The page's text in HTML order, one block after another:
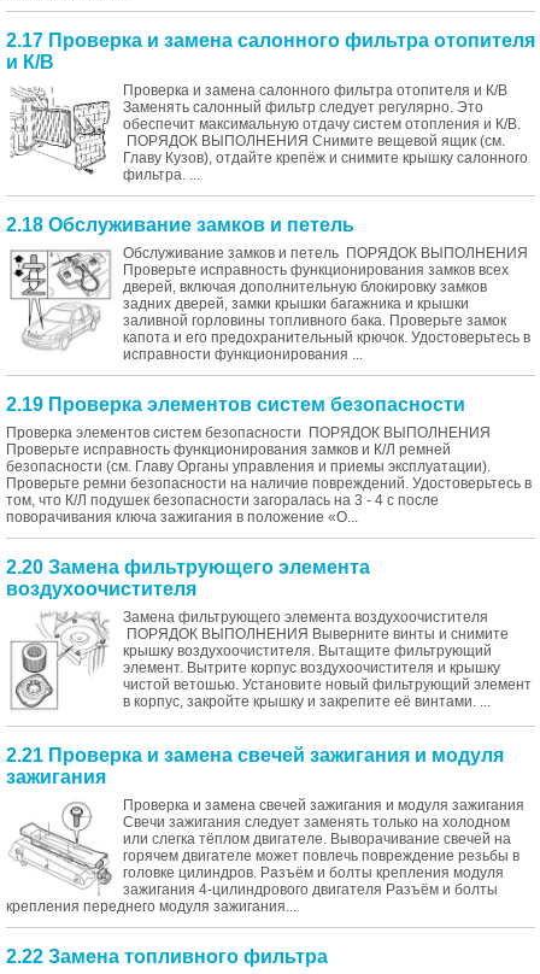
2.17 Проверка и замена салонного фильтра отопителя
и К/В
Проверка и замена салонного фильтра отопителя и К/В
Заменять салонный фильтр следует регулярно. Это
обеспечит максимальную отдачу систем отопления и К/В.
ПОРЯДОК ВЫПОЛНЕНИЯ Снимите вещевой ящик (см.
Главу Кузов), отдайте крепёж и снимите крышку салонного
фильтра. ...
2.18 Обслуживание замков и петель
Обслуживание замков и петель ПОРЯДОК ВЫПОЛНЕНИЯ
Проверьте исправность функционирования замков всех
дверей, включая дополнительную блокировку замков
задних дверей, замки крышки багажника и крышки
заливной горловины топливного бака. Проверьте замок
капота и его предохранительный крючок. Удостоверьтесь в
исправности функционирования ...
2.19 Проверка элементов систем безопасности
Проверка элементов систем безопасности ПОРЯДОК ВЫПОЛНЕНИЯ
Проверьте исправность функционирования замков и К/Л ремней
безопасности (см. Главу Органы управления и приемы эксплуатации).
Проверьте ремни безопасности на наличие повреждений. Удостоверьтесь в
том, что К/Л подушек безопасности загоралась на 3 - 4 с после
поворачивания ключа зажигания в положение «O...
2.20 Замена фильтрующего элемента
воздухоочистителя
Замена фильтрующего элемента воздухоочистителя
ПОРЯДОК ВЫПОЛНЕНИЯ Выверните винты и снимите
крышку воздухоочистителя. Вытащите фильтрующий
элемент. Вытрите корпус воздухоочистителя и крышку
чистой ветошью. Установите новый фильтрующий элемент
в корпус, закройте крышку и закрепите её винтами. ...
2.21 Проверка и замена свечей зажигания и модуля
зажигания
Проверка и замена свечей зажигания и модуля зажигания
Свечи зажигания следует заменять только на холодном
или слегка тёплом двигателе. Выворачивание свечей на
горячем двигателе может повлечь повреждение резьбы в
головке цилиндров. Разъём и болты крепления модуля
зажигания 4-цилиндрового двигателя Разъём и болты
крепления переднего модуля зажигания...
2.22 Замена топливного фильтра